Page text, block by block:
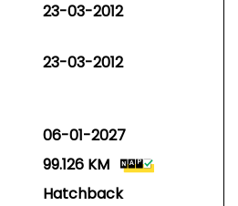
23-03-2012
23-03-2012
06-01-2027
99.126 KM
Hatchback